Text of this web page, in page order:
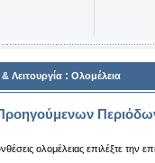
Λειτουργία : Ολομέλεια
ολομέλειας επιλέξτε την